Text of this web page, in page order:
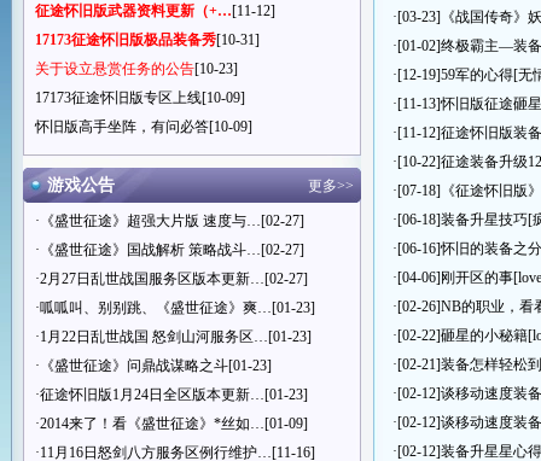
征途怀旧版武器资料更新（+…[11-12]
17173征途怀旧版极品装备秀[10-31]
关于设立悬赏任务的公告[10-23]
17173征途怀旧版专区上线[10-09]
怀旧版高手坐阵，有问必答[10-09]
游戏公告 更多>>
· 《盛世征途》超强大片版 速度与…[02-27]
· 《盛世征途》国战解析 策略战斗…[02-27]
·2月27日乱世战国服务区版本更新…[02-27]
·呱呱叫、别别跳、《盛世征途》爽…[01-23]
·1月22日乱世战国 怒剑山河服务区…[01-23]
· 《盛世征途》问鼎战谋略之斗[01-23]
·征途怀旧版1月24日全区版本更新…[01-23]
·2014来了！看《盛世征途》*丝如…[01-09]
·11月16日怒剑八方服务区例行维护…[11-16]
·[03-23] 《战国传奇》
·[01-02]终极霸主—装
·[12-19]59军的心得[无
·[11-13]怀旧版征途砸
·[11-12]征途怀旧版装
·[10-22]征途装备升级
·[07-18] 《征途怀旧版
·[06-18]装备升星技巧[
·[06-16]怀旧的装备之
·[04-06]刚开区的事
·[02-26]NB的职业，看
·[02-22]砸星的小秘籍
·[02-21]装备怎样轻松
·[02-12]谈移动速度装
·[02-12]谈移动速度装
·[02-12]装备升星星心